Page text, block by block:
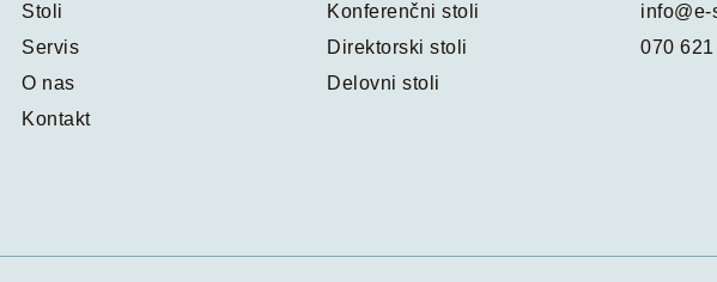
Stoli
Servis
O nas
Kontakt
Konferenčni stoli
Direktorski stoli
Delovni stoli
070